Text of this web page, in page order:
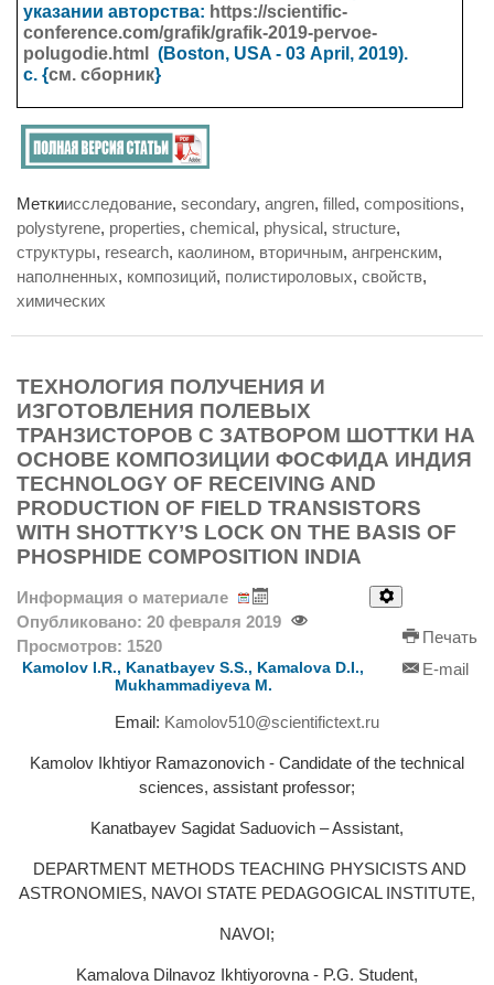
указании авторства: https://scientific-
conference.com/grafik/grafik-2019-pervoe-
polugodie.html
(Boston, USA - 03 April , 2019).
с. {см. сборник}
Меткиисследование, secondary, angren, filled, compositions,
polystyrene, properties, chemical, physical, structure,
структуры, research, каолином, вторичным, ангренским,
наполненных, композиций, полистироловых, свойств,
химических
ТЕХНОЛОГИЯ ПОЛУЧЕНИЯ И
ИЗГОТОВЛЕНИЯ ПОЛЕВЫХ
ТРАНЗИСТОРОВ С ЗАТВОРОМ ШОТТКИ НА
ОСНОВЕ КОМПОЗИЦИИ ФОСФИДА ИНДИЯ
TECHNOLOGY OF RECEIVING AND
PRODUCTION OF FIELD TRANSISTORS
WITH SHOTTKY’S LOCK ON THE BASIS OF
PHOSPHIDE COMPOSITION INDIA
Печать
E-mail
Информация о материале
Опубликовано: 20 февраля 2019
Просмотров: 1520
Kamolov I.R., Kanatbayev S.S., Kamalova D.I.,
Mukhammadiyeva M.
Email: Kamolov510@scientifictext.ru
Kamolov Ikhtiyor Ramazonovich - Candidate of the technical
sciences, assistant professor;
Kanatbayev Sagidat Saduovich – Assistant,
DEPARTMENT METHODS TEACHING PHYSICISTS AND
ASTRONOMIES, NAVOI STATE PEDAGOGICAL INSTITUTE,
NAVOI;
Kamalova Dilnavoz Ikhtiyorovna - P.G. Student,